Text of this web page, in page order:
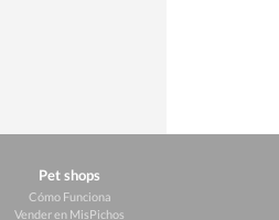
Pet shops
Cómo Funciona
Vender en MisPichos